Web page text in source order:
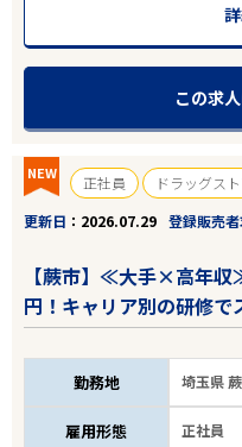
雇用形態
こだわり条件
フリーワード
12
この求
NEW 正社員
ドラッグス
更新日
2026.07.29 登録販売
【蕨市】≪大手×高年
円！キャリア別の研修
勤務地 埼玉県
雇用形態 正社員